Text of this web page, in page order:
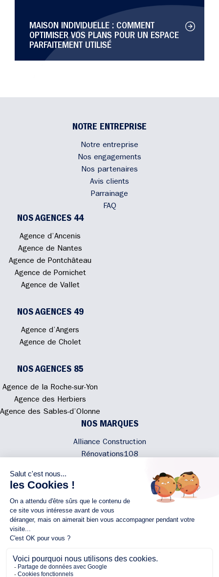
MAISON INDIVIDUELLE : COMMENT
OPTIMISER VOS PLANS POUR UN ESPACE
PARFAITEMENT UTILISÉ
NOTRE ENTREPRISE
Notre entreprise
Nos engagements
Nos partenaires
Avis clients
Parrainage
FAQ
NOS AGENCES 44
Agence d’Ancenis
Agence de Nantes
Agence de Pontchâteau
Agence de Pornichet
Agence de Vallet
NOS AGENCES 49
Agence d’Angers
Agence de Cholet
NOS AGENCES 85
Agence de la Roche-sur-Yon
Agence des Herbiers
Agence des Sables-d’Olonne
NOS MARQUES
Alliance Construction
Rénovations108
NOUS CONTACTER
02 40 300 200
NOUS SUIVRE